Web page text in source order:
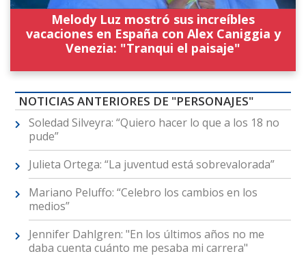
Melody Luz mostró sus increíbles
vacaciones en España con Alex Caniggia y
Venezia: "Tranqui el paisaje"
NOTICIAS ANTERIORES DE "PERSONAJES"
Soledad Silveyra: “Quiero hacer lo que a los 18 no
pude”
Julieta Ortega: “La juventud está sobrevalorada”
Mariano Peluffo: “Celebro los cambios en los
medios”
Jennifer Dahlgren: "En los últimos años no me
daba cuenta cuánto me pesaba mi carrera"